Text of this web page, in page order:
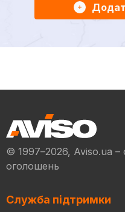
© 1997–2026, Aviso.ua –
оголошень
Служба підтримки